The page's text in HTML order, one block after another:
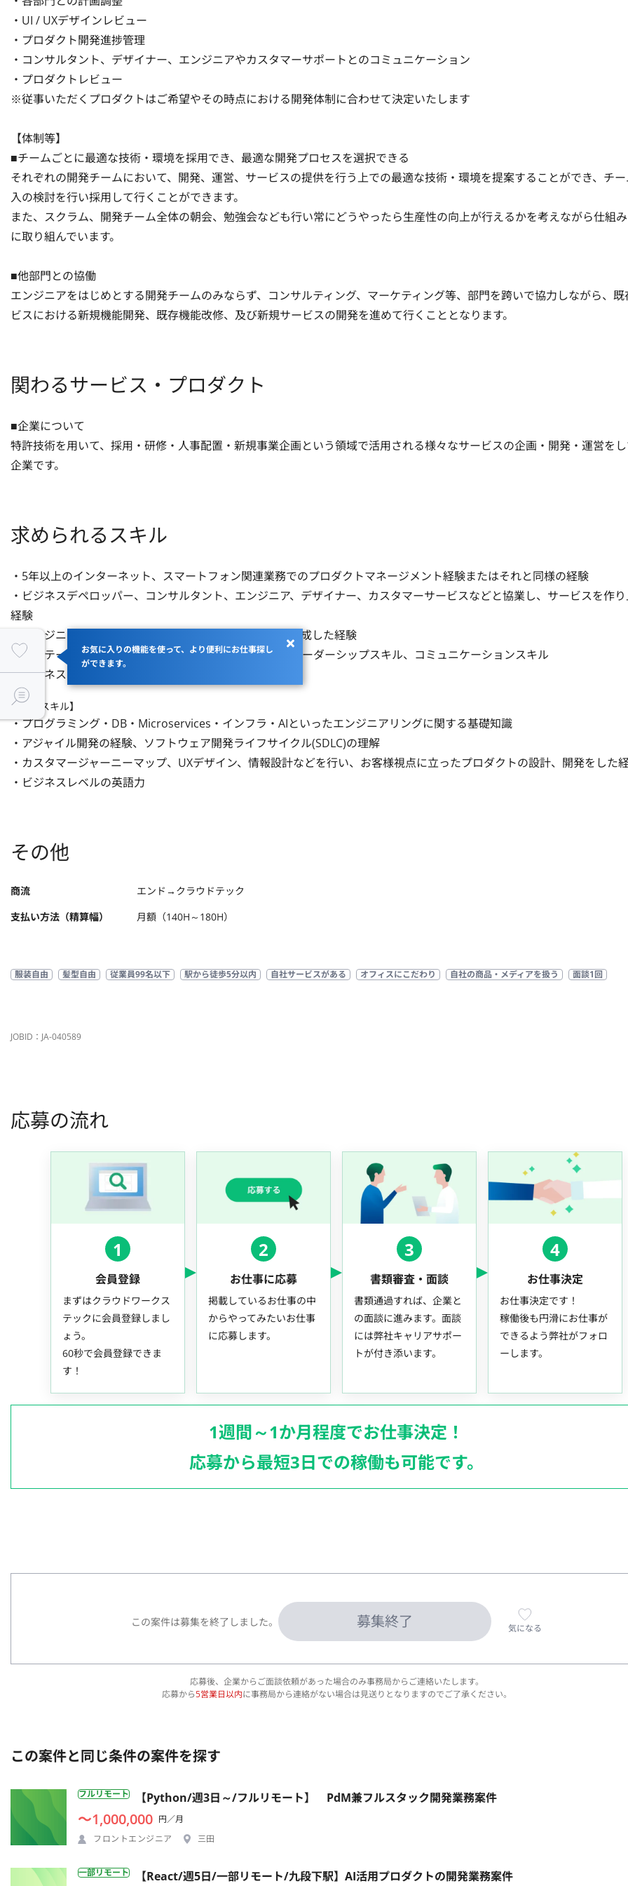
お気に入りの機能を使って、より便利にお仕事探し
ができます。
・UI / UXデザインレビュー
・プロダクト開発進捗管理
・コンサルタント、デザイナー、エンジニアやカスタマーサポートとのコミュニケーション
・プロダクトレビュー
※従事いただくプロダクトはご希望やその時点における開発体制に合わせて決定いたします
【体制等】
■チームごとに最適な技術・環境を採用でき、最適な開発プロセスを選択できる
それぞれの開発チームにおいて、開発、運営、サービスの提供を行う上での最適な技術・環境を提案することができ、チ
入の検討を行い採用して行くことができます。
また、スクラム、開発チーム全体の朝会、勉強会なども行い常にどうやったら生産性の向上が行えるかを考えながら仕組
に取り組んでいます。
■他部門との協働
エンジニアをはじめとする開発チームのみならず、コンサルティング、マーケティング等、部門を跨いで協力しながら、既
ビスにおける新規機能開発、既存機能改修、及び新規サービスの開発を進めて行くこととなります。
関わるサービス・プロダクト
■企業について
特許技術を用いて、採用・研修・人事配置・新規事業企画という領域で活用される様々なサービスの企画・開発・運営を
企業です。
求められるスキル
・5年以上のインターネット、スマートフォン関連業務でのプロダクトマネージメント経験またはそれと同様の経験
・ビジネスデペロッパー、コンサルタント、エンジニア、デザイナー、カスタマーサービスなどと協業し、サービスを作
経験
・エンジニア、デザイナーなどにインプットする仕様を作成した経験
・各ステークホルダーを理解し、周りの人を巻き込めるリーダーシップスキル、コミュニケーションスキル
・ビジネスレベル以上の日本語力
【歓迎スキル】
・プログラミング・DB・Microservices・インフラ・AIといったエンジニアリングに関する基礎知識
・アジャイル開発の経験、ソフトウェア開発ライフサイクル(SDLC)の理解
・カスタマージャーニーマップ、UXデザイン、情報設計などを行い、お客様視点に立ったプロダクトの設計、開発をした
・ビジネスレベルの英語力
その他
商流
エンド→クラウドテック
支払い方法（精算幅）
月額（140H～180H）
服装自由 髪型自由 従業員99名以下 駅から徒歩5分以内 自社サービスがある オフィスにこだわり 自社の商品・メディアを扱う 面談1回
JOBID：JA-040589
応募の流れ
1
会員登録
まずはクラウドワークス
テックに会員登録しまし
ょう。
60秒で会員登録できま
す！
2
お仕事に応募
掲載しているお仕事の中
からやってみたいお仕事
に応募します。
3
書類審査・面談
書類通過すれば、企業と
の面談に進みます。面談
には弊社キャリアサポー
トが付き添います。
4
お仕事決定
お仕事決定です！
稼働後も円滑にお仕事が
できるよう弊社がフォロ
ーします。
1週間～1か月程度でお仕事決定！
応募から最短3日での稼働も可能です。
この案件は募集を終了しました。 募集終了 気になる
応募後、企業からご面談依頼があった場合のみ事務局からご連絡いたします。
応募から5営業日以内に事務局から連絡がない場合は見送りとなりますのでご了承ください。
この案件と同じ条件の案件を探す
フルリモート 【Python/週3日～/フルリモート】 PdM兼フルスタック開発業務案件
〜1,000,000 円／月
フロントエンジニア
三田
一部リモート 【React/週5日/一部リモート/九段下駅】AI活用プロダクトの開発業務案件